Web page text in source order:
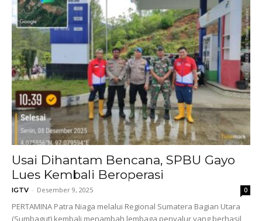
Usai Dihantam Bencana, SPBU Gayo
Lues Kembali Beroperasi
IGTV - Desember 9, 2025 0
PERTAMINA Patra Niaga melalui Regional Sumatera Bagian Utara
(Sumbagut) kembali menambah lembaga penyalur yang berhasil